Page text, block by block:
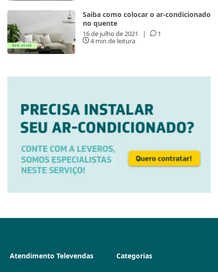
Saiba como colocar o ar-condicionado
no quente
16 de julho de 2021 |
1
4 min de leitura
Atendimento Televendas Categorias